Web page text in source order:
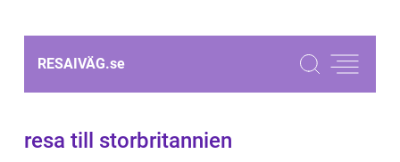
RESAIVÄG.se
resa till storbritannien